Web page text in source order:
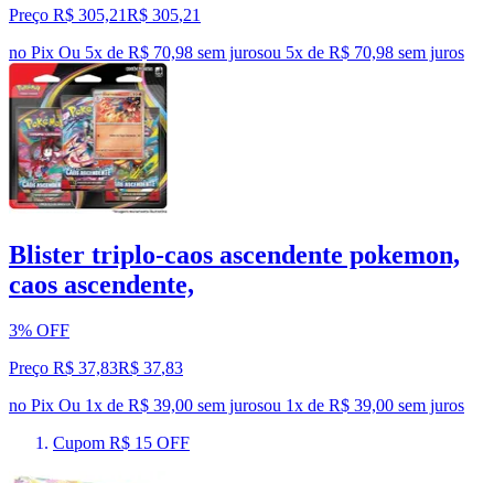
Preço R$ 305,21R$ 305,21
no Pix Ou 5x de R$ 70,98 sem jurosou 5x de R$ 70,98 sem juros
Blister triplo-caos ascendente pokemon,
caos ascendente,
3% OFF
Preço R$ 37,83R$ 37,83
no Pix Ou 1x de R$ 39,00 sem jurosou 1x de R$ 39,00 sem juros
Cupom R$ 15 OFF